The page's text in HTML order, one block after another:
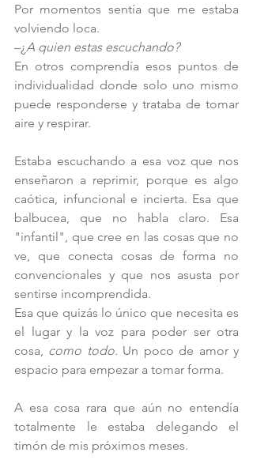
Por momentos sentía que me estaba
volviendo loca.
–¿A quien estas escuchando?
En otros comprendía esos puntos de
individualidad donde solo uno mismo
puede responderse y trataba de tomar
aire y respirar.
Estaba escuchando a esa voz que nos
enseñaron a reprimir, porque es algo
caótica, infuncional e incierta. Esa que
balbucea, que no habla claro. Esa
"infantil", que cree en las cosas que no
ve, que conecta cosas de forma no
convencionales y que nos asusta por
sentirse incomprendida.
Esa que quizás lo único que necesita es
el lugar y la voz para poder ser otra
cosa, como todo. Un poco de amor y
espacio para empezar a tomar forma.
A esa cosa rara que aún no entendía
totalmente le estaba delegando el
timón de mis próximos meses.